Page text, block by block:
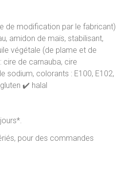
de modification par le fabricant)
amidon de maïs, stabilisant,
végétale (de plame et de
de carnauba, cire
sodium, colorants : E100, E102,
✔️ halal
pour des commandes